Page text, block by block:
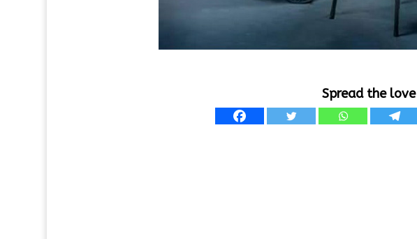
Spread the love